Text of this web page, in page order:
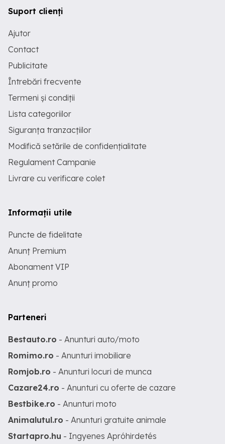
Suport clienți
Ajutor
Contact
Publicitate
Întrebări frecvente
Termeni și condiții
Lista categoriilor
Siguranța tranzacțiilor
Modifică setările de confidențialitate
Regulament Campanie
Livrare cu verificare colet
Informații utile
Puncte de fidelitate
Anunț Premium
Abonament VIP
Anunț promo
Parteneri
Bestauto.ro - Anunturi auto/moto
Romimo.ro - Anunturi imobiliare
Romjob.ro - Anunturi locuri de munca
Cazare24.ro - Anunturi cu oferte de cazare
Bestbike.ro - Anunturi moto
Animalutul.ro - Anunturi gratuite animale
Startapro.hu - Ingyenes Apróhirdetés